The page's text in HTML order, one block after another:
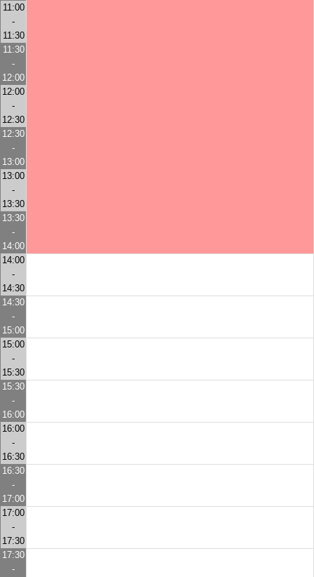
11:00
-
11:30
11:30
-
12:00
12:00
-
12:30
12:30
-
13:00
13:00
-
13:30
13:30
-
14:00
14:00
-
14:30
14:30
-
15:00
15:00
-
15:30
15:30
-
16:00
16:00
-
16:30
16:30
-
17:00
17:00
-
17:30
17:30
-